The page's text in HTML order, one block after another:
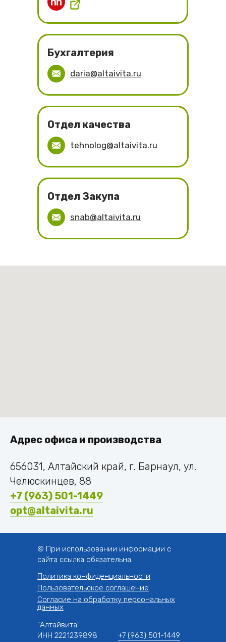
Отдел Закупа
Бухгалтерия
Отдел качества
snab@altaivita.ru
daria@altaivita.ru
tehnolog@altaivita.ru
Адрес офиса и производства
656031, Алтайский край, г. Барнаул, ул.
Челюскинцев, 88
+7 (963) 501-1449
opt@altaivita.ru
"Алтайвита"
ИНН 2221239898
© При использовании информации с
сайта ссылка обязательна.
Политика конфиденциальности
Пользовательское соглашение
Согласие на обработку персональных
данных
+7 (963) 501-1449